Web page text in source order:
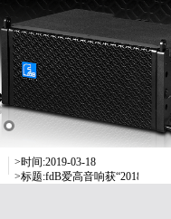
>时间:20190625
>标题:FDB AUDIO助阵第十七
>时间:2019-09-16
>标题:fdB爱高音响惊喜亮相，
>时间:2019-03-18
>标题:fdB爱高音响获“2018年广